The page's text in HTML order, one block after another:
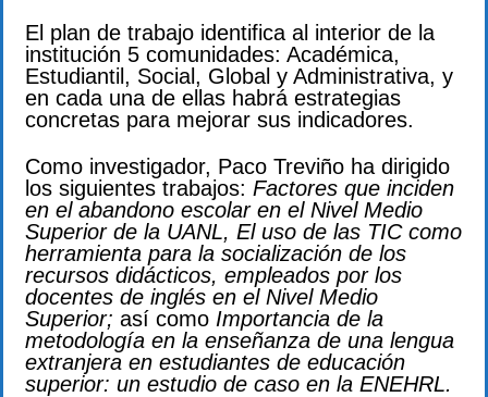
El plan de trabajo identifica al interior de la
institución 5 comunidades: Académica,
Estudiantil, Social, Global y Administrativa, y
en cada una de ellas habrá estrategias
concretas para mejorar sus indicadores.
Como investigador, Paco Treviño ha dirigido
los siguientes trabajos: Factores que inciden
en el abandono escolar en el Nivel Medio
Superior de la UANL, El uso de las TIC como
herramienta para la socialización de los
recursos didácticos, empleados por los
docentes de inglés en el Nivel Medio
Superior; así como Importancia de la
metodología en la enseñanza de una lengua
extranjera en estudiantes de educación
superior: un estudio de caso en la ENEHRL.